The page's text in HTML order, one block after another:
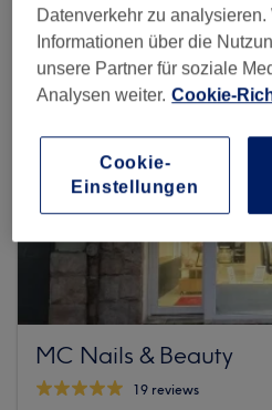
MC Nails & Beauty
19 reviews
Datenverkehr zu analysieren.
Informationen über die
unsere Partner für soziale
Analysen weiter. Cookie-
Cookie-
Einstellungen